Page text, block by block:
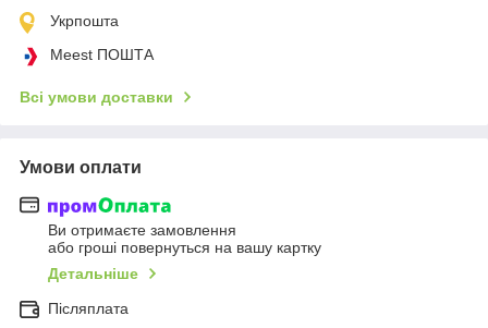
Укрпошта
Meest ПОШТА
Всі умови доставки
Умови оплати
Ви отримаєте замовлення
або гроші повернуться на вашу картку
Детальніше
Післяплата